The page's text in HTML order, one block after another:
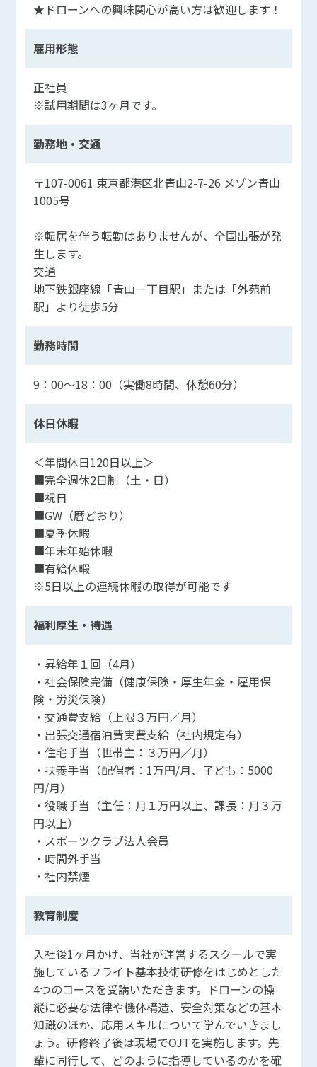
★ドローンへの興味関心が高い方は歓迎します！
雇用形態
正社員
※試用期間は3ヶ月です。
勤務地・交通
〒107-0061 東京都港区北青山2-7-26 メゾン青山
1005号
※転居を伴う転勤はありませんが、全国出張が発
生します。
交通
地下鉄銀座線「青山一丁目駅」または「外苑前
駅」より徒歩5分
勤務時間
9：00～18：00（実働8時間、休憩60分）
休日休暇
＜年間休日120日以上＞
■完全週休2日制（土・日）
■祝日
■GW（暦どおり）
■夏季休暇
■年末年始休暇
■有給休暇
※5日以上の連続休暇の取得が可能です
福利厚生・待遇
・昇給年１回（4月）
・社会保険完備（健康保険・厚生年金・雇用保
険・労災保険）
・交通費支給（上限３万円／月）
・出張交通宿泊費実費支給（社内規定有）
・住宅手当（世帯主：３万円／月）
・扶養手当（配偶者：1万円/月、子ども：5000
円/月）
・役職手当（主任：月１万円以上、課長：月３万
円以上）
・スポーツクラブ法人会員
・時間外手当
・社内禁煙
教育制度
入社後1ヶ月かけ、当社が運営するスクールで実
施しているフライト基本技術研修をはじめとした
4つのコースを受講いただきます。ドローンの操
縦に必要な法律や機体構造、安全対策などの基本
知識のほか、応用スキルについて学んでいきまし
ょう。研修終了後は現場でOJTを実施します。先
輩に同行して、どのように指導しているのかを確